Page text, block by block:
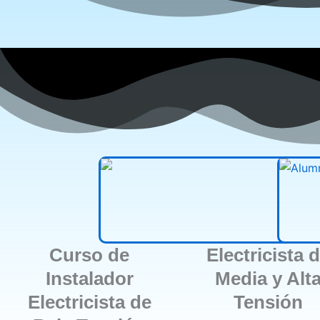
Curso de
Instalador
Electricista de
Electricista
Media y
Tensión